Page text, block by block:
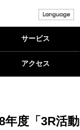
サービス
アクセス
年度「3R活動